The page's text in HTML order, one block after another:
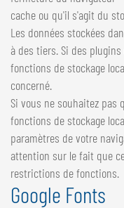
cache ou qu'il s'agit du
Les données stockées
à des tiers. Si des
fonctions de stockage
concerné.
Si vous ne souhaitez
fonctions de stockage
paramètres de votre
attention sur le fait que
restrictions de fonctions.
Google Fonts